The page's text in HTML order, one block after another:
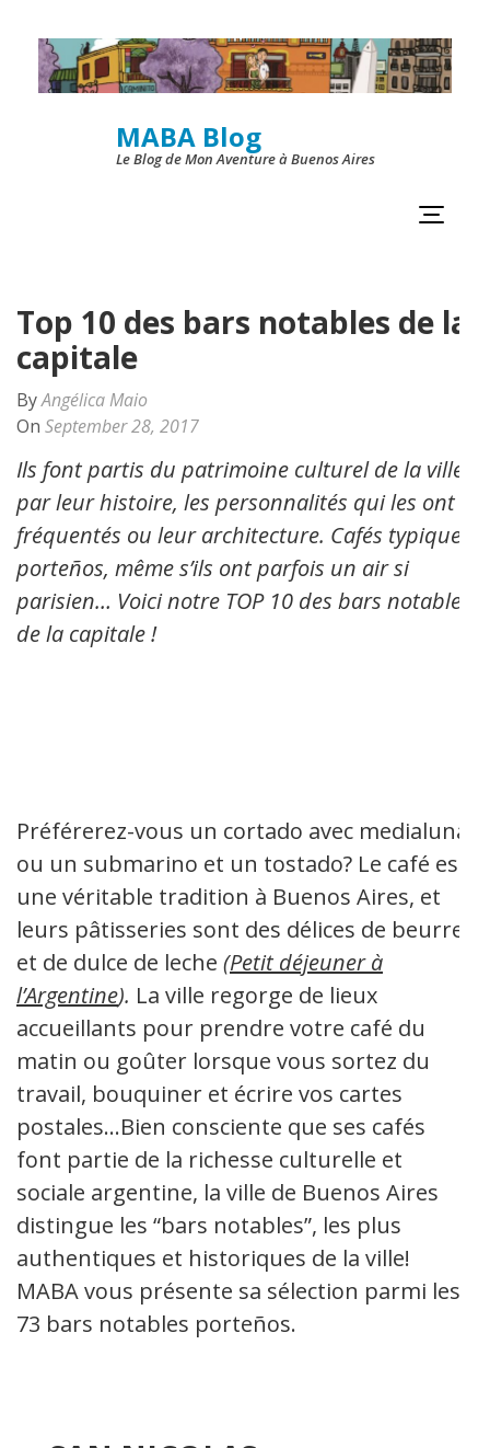
Skip
to
content
MABA Blog
Le Blog de Mon Aventure à Buenos Aires
Top 10 des bars notables de la
capitale
ByAngélica Maio
On September 28, 2017
Ils font partis du patrimoine culturel de la ville
par leur histoire, les personnalités qui les ont
fréquentés ou leur architecture. Cafés typiques
porteños, même s’ils ont parfois un air si
parisien… Voici notre TOP 10 des bars notables
de la capitale !
Préférerez-vous un cortado avec medialuna
ou un submarino et un tostado? Le café est
une véritable tradition à Buenos Aires, et
leurs pâtisseries sont des délices de beurre
et de dulce de leche (Petit déjeuner à
l’Argentine). La ville regorge de lieux
accueillants pour prendre votre café du
matin ou goûter lorsque vous sortez du
travail, bouquiner et écrire vos cartes
postales…Bien consciente que ses cafés
font partie de la richesse culturelle et
sociale argentine, la ville de Buenos Aires
distingue les “bars notables”, les plus
authentiques et historiques de la ville!
MABA vous présente sa sélection parmi les
73 bars notables porteños.